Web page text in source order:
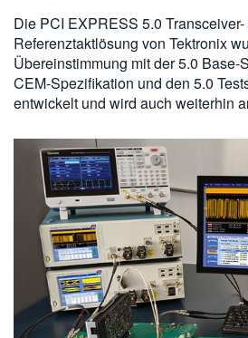
Die PCI EXPRESS 5.0 Transceiver-
Referenztaktlösung von Tektronix
Übereinstimmung mit der 5.0 Base-
CEM-Spezifikation und den 5.0
entwickelt und wird auch weiterhin